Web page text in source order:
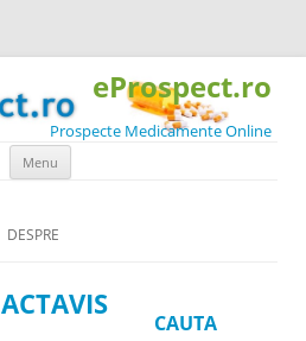
eProspect.ro
Prospecte Medicamente Online
Menu
DESPRE
ACTAVIS
CAUTA